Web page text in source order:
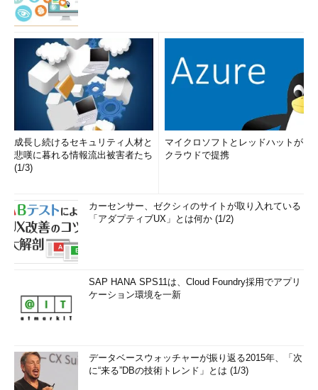
成長し続けるセキュリティ人材と
悲嘆に暮れる情報流出被害者たち
(1/3)
マイクロソフトとレッドハットが
クラウドで提携
カーセンサー、ゼクシィのサイトが取り入れている
「アダプティブUX」とは何か (1/2)
SAP HANA SPS11は、Cloud Foundry採用でアプリ
ケーション環境を一新
データベースウォッチャーが振り返る2015年、「次
に“来る”DBの技術トレンド」とは (1/3)